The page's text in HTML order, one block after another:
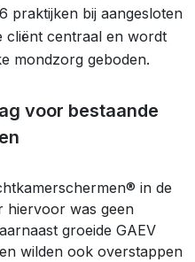
praktijken bij aangesloten
cliënt centraal en wordt
mondzorg geboden.
voor bestaande
in de
hiervoor was geen
groeide GAEV
wilden ook overstappen